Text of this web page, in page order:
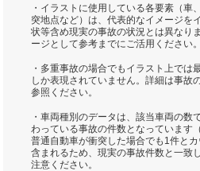
・イラストに使用している各要素（車
突地点など）は、代表的なイメージを
状等含め現実の事故の状況とは異なり
ージとして参考までにご活用ください。
・多重事故の場合でもイラスト上では
しか表現されていません。詳細は事故
参照ください。
・車両種別のデータは、該当車両の数
わっている事故の件数となっています
普通自動車が衝突した場合でも1件と
含まれるため、現実の事故件数と一致
注意ください。